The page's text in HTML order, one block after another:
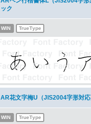
ック
WIN TrueType
AR花文字梅U（JIS2004字形対
WIN TrueType